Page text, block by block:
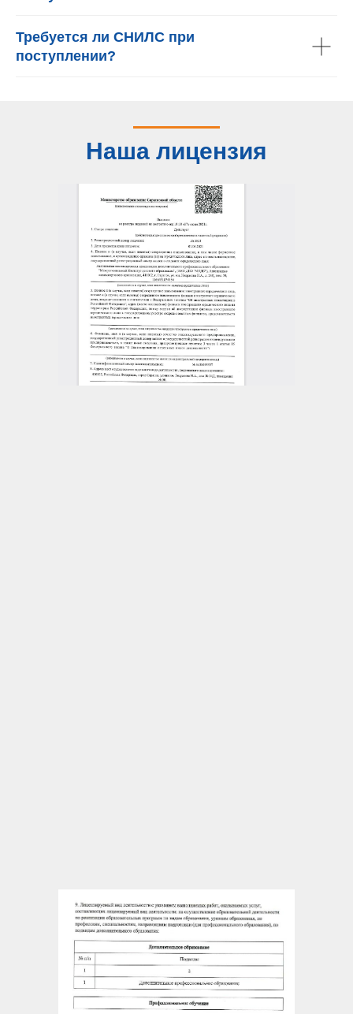
Требуется ли СНИЛС при
поступлении?
Наша лицензия